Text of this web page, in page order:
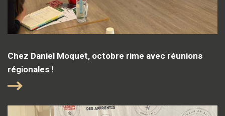
Chez Daniel Moquet, octobre rime avec réunions
régionales !